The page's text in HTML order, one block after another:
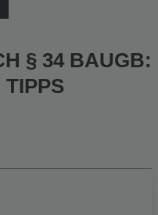
§ 34 BAUGB:
TIPPS